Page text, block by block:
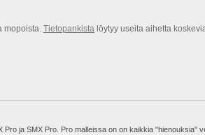
mopoista. Tietopankista löytyy useita aihetta
Pro ja SMX Pro. Pro malleissa on on kaikkia